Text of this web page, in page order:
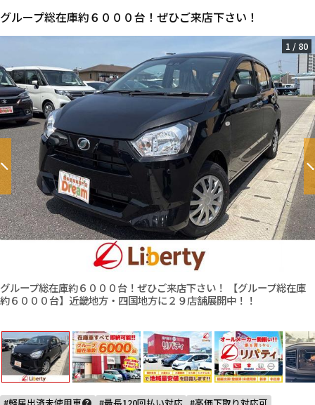
グループ総在庫約６０００台！ぜひご来店下さい！
グループ総在庫約６０００台！ぜひご来店下さい！ 【グループ総在庫
約６０００台】近畿地方・四国地方に２９店舗展開中！！
1 / 80
?